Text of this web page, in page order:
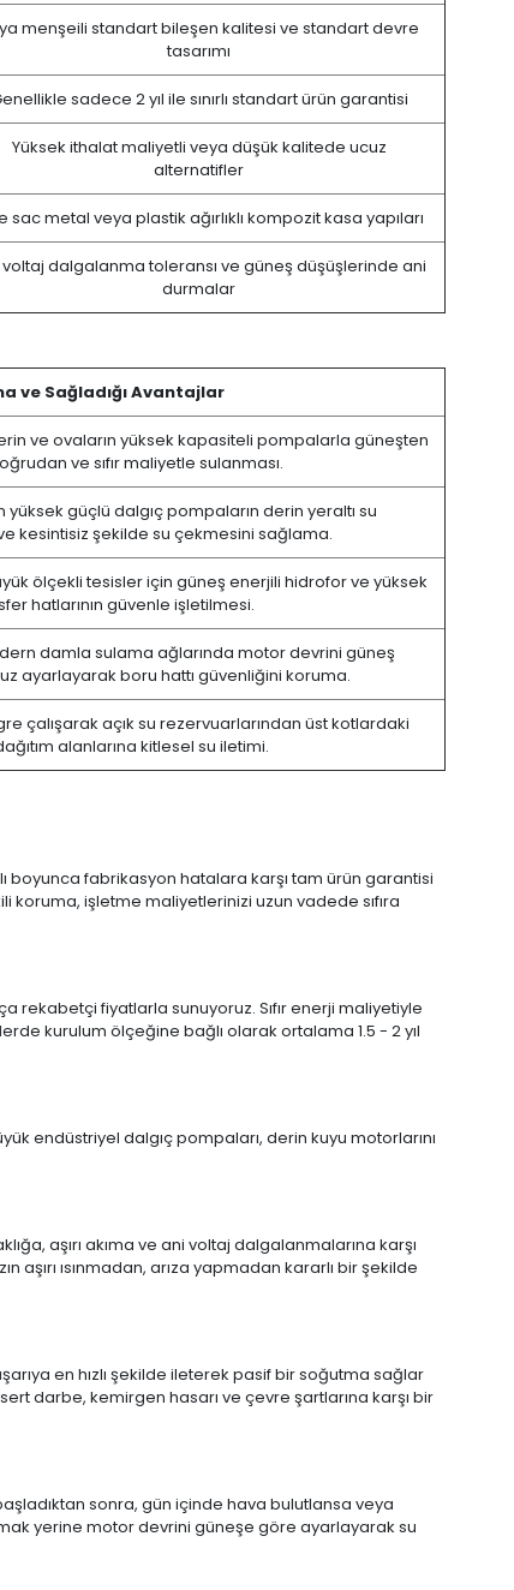
menşeili standart bileşen kalitesi ve standart devre
tasarımı
sadece 2 yıl ile sınırlı standart ürün garantisi
Yüksek ithalat maliyetli veya düşük kalitede ucuz
alternatifler
sac metal veya plastik ağırlıklı kompozit kasa yapıları
voltaj dalgalanma toleransı ve güneş düşüşlerinde ani
durmalar
ve Sağladığı Avantajlar
ve ovaların yüksek kapasiteli pompalarla güneşten
ve sıfır maliyetle sulanması.
güçlü dalgıç pompaların derin yeraltı su
kesintisiz şekilde su çekmesini sağlama.
ölçekli tesisler için güneş enerjili hidrofor ve yüksek
hatlarının güvenle işletilmesi.
damla sulama ağlarında motor devrini güneş
ayarlayarak boru hattı güvenliğini koruma.
çalışarak açık su rezervuarlarından üst kotlardaki
alanlarına kitlesel su iletimi.
boyunca fabrikasyon hatalara karşı tam ürün garantisi
koruma, işletme maliyetlerinizi uzun vadede sıfıra
rekabetçi fiyatlarla sunuyoruz. Sıfır enerji maliyetiyle
kurulum ölçeğine bağlı olarak ortalama 1.5 - 2 yıl
endüstriyel dalgıç pompaları, derin kuyu motorlarını
aşırı akıma ve ani voltaj dalgalanmalarına karşı
ısınmadan, arıza yapmadan kararlı bir şekilde
en hızlı şekilde ileterek pasif bir soğutma sağlar
darbe, kemirgen hasarı ve çevre şartlarına karşı bir
sonra, gün içinde hava bulutlansa veya
yerine motor devrini güneşe göre ayarlayarak su